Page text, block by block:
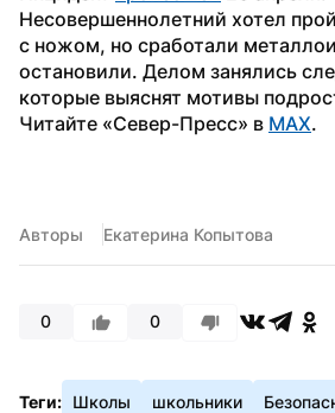
Несовершеннолетний хотел
с ножом, но сработали
остановили. Делом занялись
которые выяснят мотивы
Читайте «Север-Пресс» в MAX.
Авторы Екатерина Копытова
0 0
Теги: Школы школьники